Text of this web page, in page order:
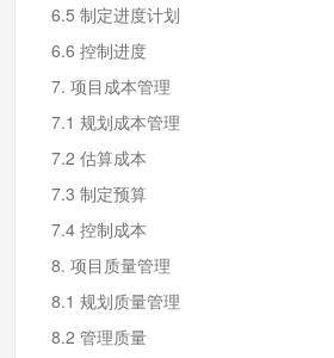
6.5 制定进度计划
6.6 控制进度
7. 项目成本管理
7.1 规划成本管理
7.2 估算成本
7.3 制定预算
7.4 控制成本
8. 项目质量管理
8.1 规划质量管理
8.2 管理质量